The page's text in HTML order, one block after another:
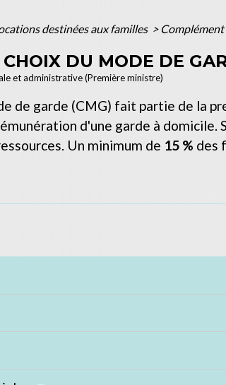
destinées aux familles > Complément
DU MODE DE
et administrative (Première ministre)
de garde (CMG) fait partie de la
d'une garde à
Un minimum de 15 % des